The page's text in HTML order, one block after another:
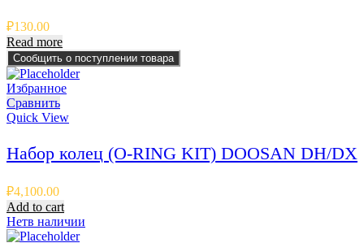
₽130.00
Read more
Сообщить о поступлении товара
Избранное
Сравнить
Quick View
Набор колец (O-RING KIT) DOOSAN DH/DX
₽4,100.00
Add to cart
Нетв наличии